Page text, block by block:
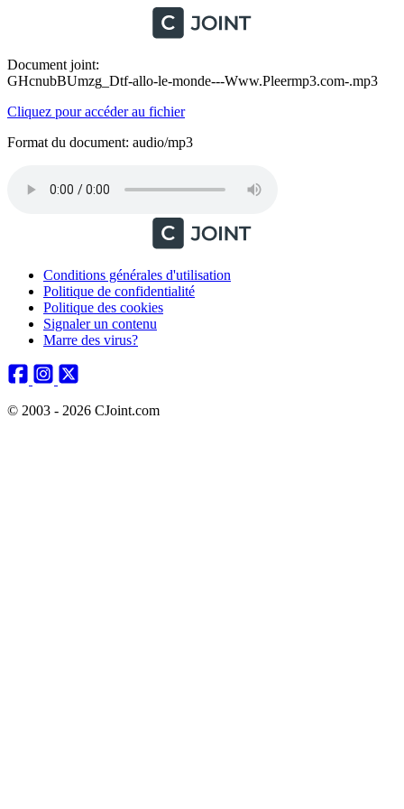
Document joint:
GHcnubBUmzg_Dtf-allo-le-monde---Www.Pleermp3.com-.mp3
Cliquez pour accéder au fichier
Format du document: audio/mp3
Conditions générales d'utilisation
Politique de confidentialité
Politique des cookies
Signaler un contenu
Marre des virus?
© 2003 - 2026 CJoint.com